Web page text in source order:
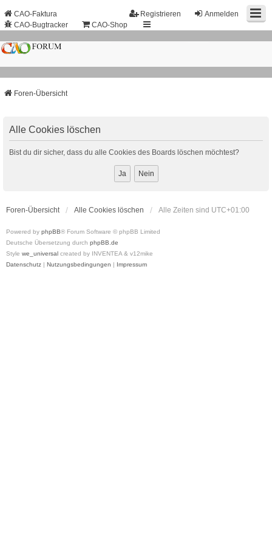
Anmelden
Registrieren
CAO-Faktura
CAO-Bugtracker
CAO-Shop
Foren-Übersicht
Alle Cookies löschen
Bist du dir sicher, dass du alle Cookies des Boards löschen möchtest?
Foren-Übersicht Alle Cookies löschen Alle Zeiten sind UTC+01:00
Powered by phpBB® Forum Software © phpBB Limited
Deutsche Übersetzung durch phpBB.de
Style we_universal created by INVENTEA & v12mike
Datenschutz | Nutzungsbedingungen | Impressum